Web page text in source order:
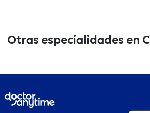
Otras especialidades en